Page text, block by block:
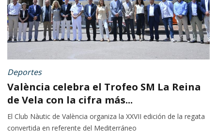
Deportes
València celebra el Trofeo SM La Reina
de Vela con la cifra más...
El Club Nàutic de València organiza la XXVII edición de la regata
convertida en referente del Mediterráneo